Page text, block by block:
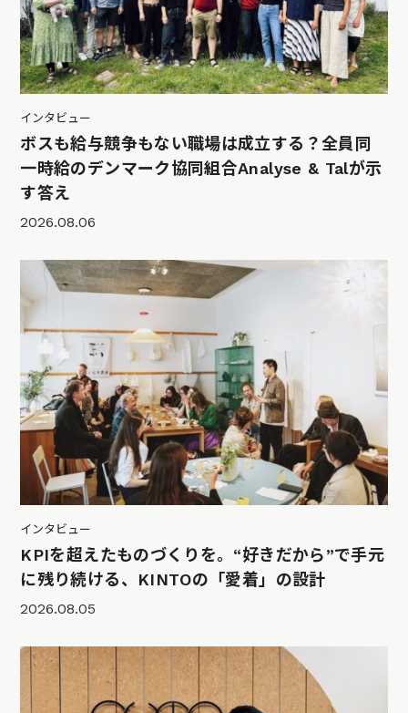
インタビュー
ボスも給与競争もない職場は成立する？全員同
一時給のデンマーク協同組合Analyse & Talが示
す答え
2026.08.06
インタビュー
KPIを超えたものづくりを。“好きだから”で手元
に残り続ける、KINTOの「愛着」の設計
2026.08.05